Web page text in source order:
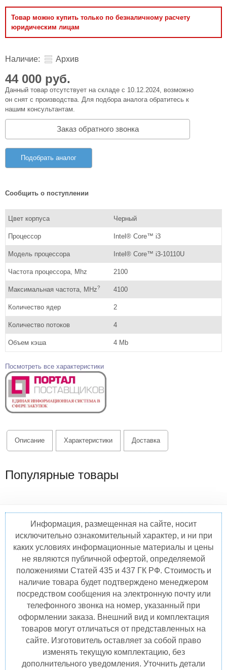
Товар можно купить только по безналичному расчету
юридическим лицам
Наличие: Архив
44 000 руб.
Данный товар отсутствует на складе с 10.12.2024, возможно
он снят с производства. Для подбора аналога обратитесь к
нашим консультантам.
Заказ обратного звонка
Подобрать аналог
Сообщить о поступлении
Цвет корпуса Черный
Процессор Intel® Core™ i3
Модель процессора Intel® Core™ i3-10110U
Частота процессора, Mhz 2100
Максимальная частота, MHz? 4100
Количество ядер 2
Количество потоков 4
Объем кэша 4 Mb
Посмотреть все характеристики
Описание Характеристики Доставка
Популярные товары
Информация, размещенная на сайте, носит
исключительно ознакомительный характер, и ни при
каких условиях информационные материалы и цены
не являются публичной офертой, определяемой
положениями Статей 435 и 437 ГК РФ. Стоимость и
наличие товара будет подтверждено менеджером
посредством сообщения на электронную почту или
телефонного звонка на номер, указанный при
оформлении заказа. Внешний вид и комплектация
товаров могут отличаться от представленных на
сайте. Изготовитель оставляет за собой право
изменять текущую комплектацию, без
дополнительного уведомления. Уточнить детали